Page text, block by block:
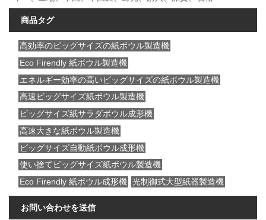
商品タグ
高効率のビッグサイズの紙ボウル製造機
Eco Firendly 紙ボウル製造機
エネルギー効率の高いビッグサイズの紙ボウル製造機
高速ビッグサイズ紙ボウル製造機
ビッグサイズ紙サラダボウル成形機
高速大きな紙ボウル製造機
ビッグサイズ自動紙ボウル成形機
使い捨てビッグサイズ紙ボウル製造機
Eco Firendly 紙ボウル成形機
光制御式大型紙器製造機
お問い合わせを送信